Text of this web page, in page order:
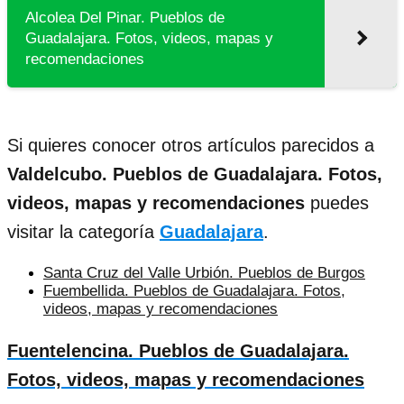
Alcolea Del Pinar. Pueblos de
Guadalajara. Fotos, videos, mapas y
recomendaciones
Si quieres conocer otros artículos parecidos a
Valdelcubo. Pueblos de Guadalajara. Fotos,
videos, mapas y recomendaciones puedes
visitar la categoría Guadalajara.
Santa Cruz del Valle Urbión. Pueblos de Burgos
Fuembellida. Pueblos de Guadalajara. Fotos,
videos, mapas y recomendaciones
Fuentelencina. Pueblos de Guadalajara.
Fotos, videos, mapas y recomendaciones